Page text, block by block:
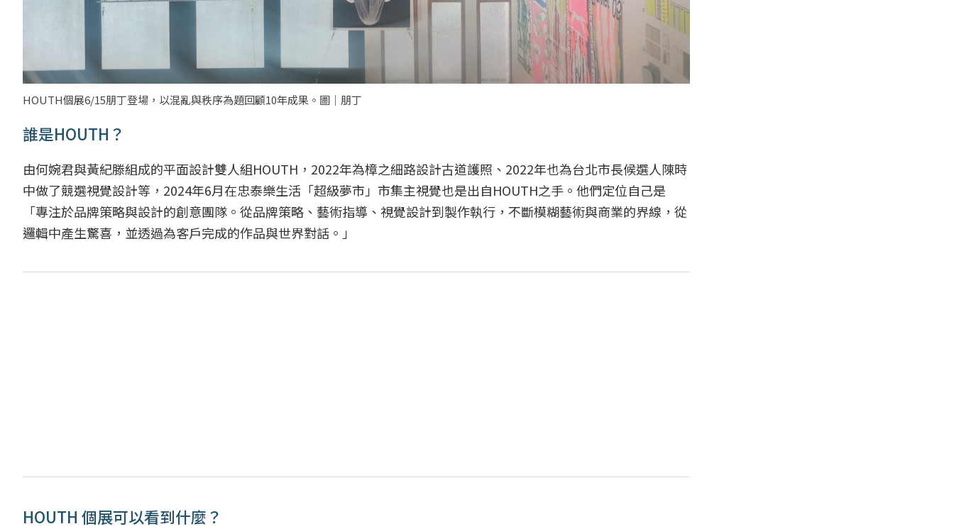
HOUTH個展6/15朋丁登場，以混亂與秩序為題回顧10年成果。圖｜朋丁
誰是HOUTH？
由何婉君與黃紀滕組成的平面設計雙人組HOUTH，2022年為樟之細路設計古道護照、2022年也為台北市長候選人陳時
中做了競選視覺設計等，2024年6月在忠泰樂生活「超級夢市」市集主視覺也是出自HOUTH之手。他們定位自己是
「專注於品牌策略與設計的創意團隊。從品牌策略、藝術指導、視覺設計到製作執行，不斷模糊藝術與商業的界線，從
邏輯中產生驚喜，並透過為客戶完成的作品與世界對話。」
HOUTH 個展可以看到什麼？